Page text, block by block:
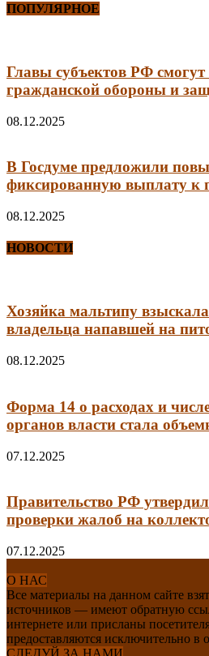
ПОПУЛЯРНОЕ
Главы субъектов РФ
гражданской обороны и
08.12.2025
В Госдуме предложили
фиксированную выплату к
08.12.2025
НОВОСТИ
Хозяйка мальтипу
владельца напавшей на
08.12.2025
Форма 14 о расходах и
органов власти стала
07.12.2025
Правительство РФ
проверки жалоб на
07.12.2025
О НАС
Все материалы на данном сайте
источников — имеют обратную
интернете или присланы
предоставляются исключительно в
СЛЕДУЙ ЗА НАМИ